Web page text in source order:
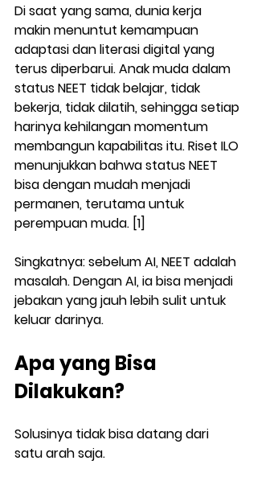
Di saat yang sama, dunia kerja
makin menuntut kemampuan
adaptasi dan literasi digital yang
terus diperbarui. Anak muda dalam
status NEET tidak belajar, tidak
bekerja, tidak dilatih, sehingga setiap
harinya kehilangan momentum
membangun kapabilitas itu. Riset ILO
menunjukkan bahwa status NEET
bisa dengan mudah menjadi
permanen, terutama untuk
perempuan muda. [1]
Singkatnya: sebelum AI, NEET adalah
masalah. Dengan AI, ia bisa menjadi
jebakan yang jauh lebih sulit untuk
keluar darinya.
Apa yang Bisa
Dilakukan?
Solusinya tidak bisa datang dari
satu arah saja.